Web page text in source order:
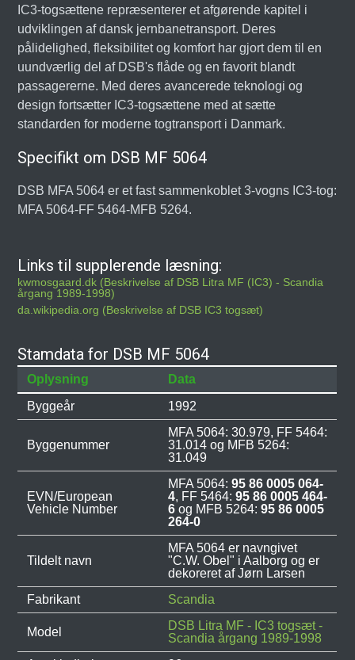
IC3-togsættene repræsenterer et afgørende kapitel i
udviklingen af dansk jernbanetransport. Deres
pålidelighed, fleksibilitet og komfort har gjort dem til en
uundværlig del af DSB's flåde og en favorit blandt
passagererne. Med deres avancerede teknologi og
design fortsætter IC3-togsættene med at sætte
standarden for moderne togtransport i Danmark.
Specifikt om DSB MF 5064
DSB MFA 5064 er et fast sammenkoblet 3-vogns IC3-tog:
MFA 5064-FF 5464-MFB 5264.
Links til supplerende læsning:
kwmosgaard.dk (Beskrivelse af DSB Litra MF (IC3) - Scandia
årgang 1989-1998)
da.wikipedia.org (Beskrivelse af DSB IC3 togsæt)
Stamdata for DSB MF 5064
Oplysning
Data
Byggeår
1992
Byggenummer
MFA 5064: 30.979, FF 5464:
31.014 og MFB 5264:
31.049
EVN/European
Vehicle Number
MFA 5064:95 86 0005 064-
4, FF 5464:95 86 0005 464-
6 og MFB 5264:95 86 0005
264-0
Tildelt navn
MFA 5064 er navngivet
"C.W. Obel" i Aalborg og er
dekoreret af Jørn Larsen
Fabrikant
Scandia
Model
DSB Litra MF - IC3 togsæt -
Scandia årgang 1989-1998